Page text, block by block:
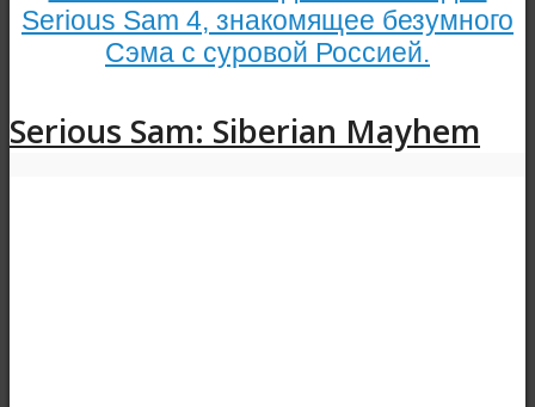
Serious Sam 4, знакомящее безумного
Сэма с суровой Россией.
Serious Sam: Siberian Mayhem